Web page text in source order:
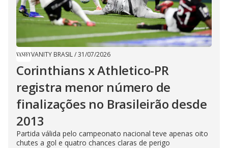
VANITY BRASIL/31/07/2026
Corinthians x Athletico-PR
registra menor número de
finalizações no Brasileirão desde
2013
Partida válida pelo campeonato nacional teve apenas oito
chutes a gol e quatro chances claras de perigo